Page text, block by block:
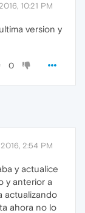
10:21 PM
version y
0
2016, 2:54 PM
y actualice
y anterior a
actualizando
ahora no lo